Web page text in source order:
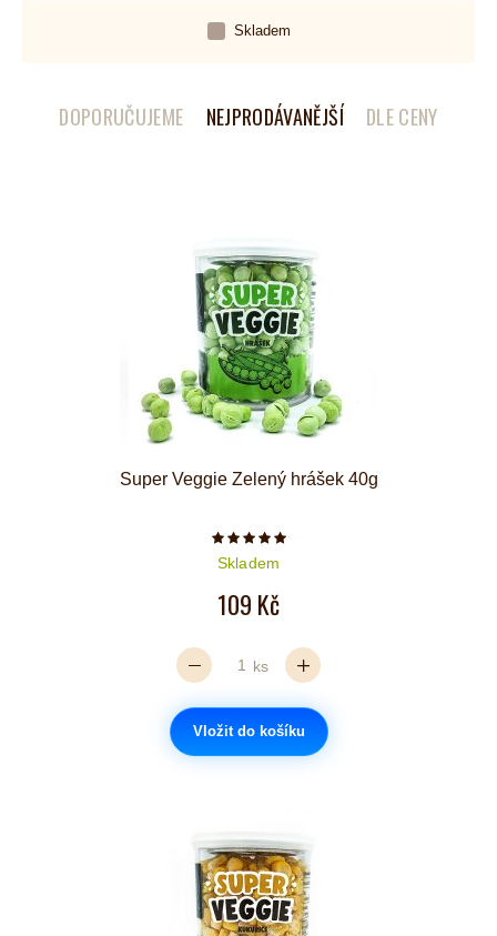
Skladem
DOPORUČUJEME NEJPRODÁVANĚJŠÍ DLE CENY
Super Veggie Zelený hrášek 40g
Počet hvězdiček je 5 z 5
Skladem
109 Kč
ks
Vložit do košíku